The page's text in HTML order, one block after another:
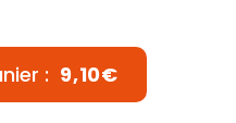
: 9,10€